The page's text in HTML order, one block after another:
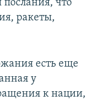
404p
404p
послания, что
ракеты,
есть еще
у
к нации,